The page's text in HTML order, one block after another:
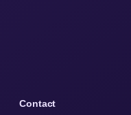
Contact